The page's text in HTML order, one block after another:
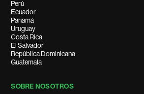
Perú
Ecuador
Panamá
Uruguay
Costa Rica
El Salvador
República Dominicana
Guatemala
SOBRE NOSOTROS